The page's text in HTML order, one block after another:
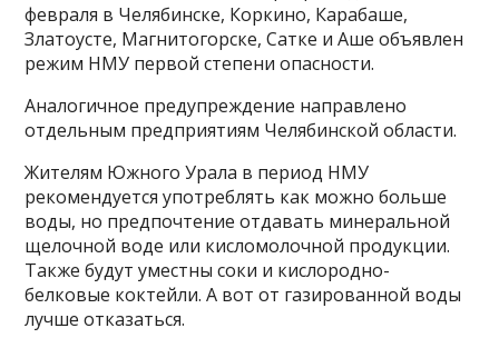
февраля в Челябинске, Коркино, Карабаше,
Златоусте, Магнитогорске, Сатке и Аше объявлен
режим НМУ первой степени опасности.
Аналогичное предупреждение направлено
отдельным предприятиям Челябинской области.
Жителям Южного Урала в период НМУ
рекомендуется употреблять как можно больше
воды, но предпочтение отдавать минеральной
щелочной воде или кисломолочной продукции.
Также будут уместны соки и кислородно-
белковые коктейли. А вот от газированной воды
лучше отказаться.